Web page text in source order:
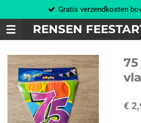
direct
naar
de
hoofdinhoud
RENSEN
Gratis verzendkosten
€